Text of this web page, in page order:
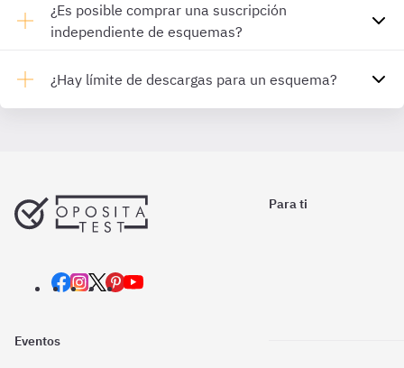
¿Es posible comprar una suscripción
independiente de esquemas?
¿Hay límite de descargas para un esquema?
Para ti
Eventos